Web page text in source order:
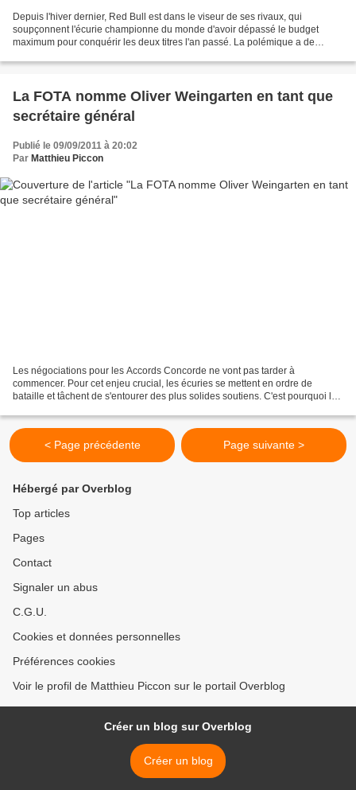
Depuis l'hiver dernier, Red Bull est dans le viseur de ses rivaux, qui
soupçonnent l'écurie championne du monde d'avoir dépassé le budget
maximum pour conquérir les deux titres l'an passé. La polémique a de
La FOTA nomme Oliver Weingarten en tant que
secrétaire général
Publié le 09/09/2011 à 20:02
Par Matthieu Piccon
Les négociations pour les Accords Concorde ne vont pas tarder à
commencer. Pour cet enjeu crucial, les écuries se mettent en ordre de
bataille et tâchent de s'entourer des plus solides soutiens. C'est pourquoi la
< Page précédente Page suivante >
Hébergé par Overblog
Top articles
Pages
Contact
Signaler un abus
C.G.U.
Cookies et données personnelles
Préférences cookies
Voir le profil de Matthieu Piccon sur le portail Overblog
Créer un blog sur Overblog
Créer un blog